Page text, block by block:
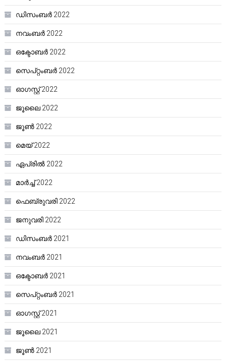
ഡിസംബർ 2022
നവംബർ 2022
ഒക്ടോബർ 2022
സെപ്റ്റംബർ 2022
ഓഗസ്റ്റ്‌ 2022
ജൂലൈ 2022
ജൂൺ 2022
മെയ്‌ 2022
ഏപ്രിൽ 2022
മാർച്ച്‌ 2022
ഫെബ്രുവരി 2022
ജനുവരി 2022
ഡിസംബർ 2021
നവംബർ 2021
ഒക്ടോബർ 2021
സെപ്റ്റംബർ 2021
ഓഗസ്റ്റ്‌ 2021
ജൂലൈ 2021
ജൂൺ 2021